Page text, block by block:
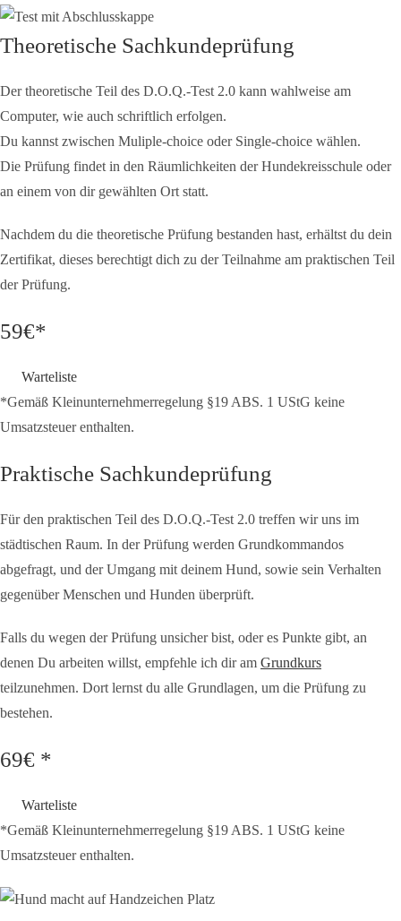
Theoretische Sachkundeprüfung
Der theoretische Teil des D.O.Q.-Test 2.0 kann wahlweise am
Computer, wie auch schriftlich erfolgen.
Du kannst zwischen Muliple-choice oder Single-choice wählen.
Die Prüfung findet in den Räumlichkeiten der Hundekreisschule oder
an einem von dir gewählten Ort statt.
Nachdem du die theoretische Prüfung bestanden hast, erhältst du dein
Zertifikat, dieses berechtigt dich zu der Teilnahme am praktischen Teil
der Prüfung.
59€*
Warteliste
*Gemäß Kleinunternehmerregelung §19 ABS. 1 UStG keine
Umsatzsteuer enthalten.
Praktische Sachkundeprüfung
Für den praktischen Teil des D.O.Q.-Test 2.0 treffen wir uns im
städtischen Raum. In der Prüfung werden Grundkommandos
abgefragt, und der Umgang mit deinem Hund, sowie sein Verhalten
gegenüber Menschen und Hunden überprüft.
Falls du wegen der Prüfung unsicher bist, oder es Punkte gibt, an
denen Du arbeiten willst, empfehle ich dir am Grundkurs
teilzunehmen. Dort lernst du alle Grundlagen, um die Prüfung zu
bestehen.
69€ *
Warteliste
*Gemäß Kleinunternehmerregelung §19 ABS. 1 UStG keine
Umsatzsteuer enthalten.